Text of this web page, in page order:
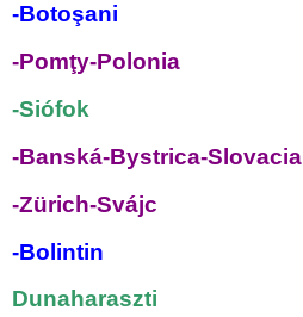
-Botoşani
-Pomţy-Polonia
-Siófok
-Banská-Bystrica-Slovacia
-Zürich-Svájc
-Bolintin
Dunaharaszti